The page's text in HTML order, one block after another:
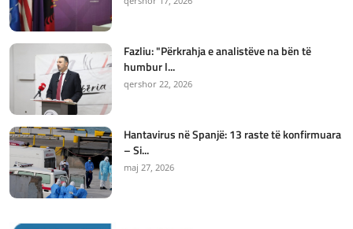
Fazliu: "Përkrahja e analistëve na bën të
humbur l...
qershor 22, 2026
Hantavirus në Spanjë: 13 raste të konfirmuara
– Si...
maj 27, 2026